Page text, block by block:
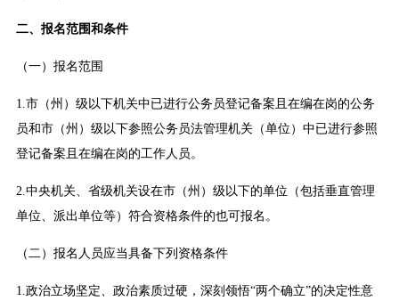
二、报名范围和条件
（一）报名范围
1.市（州）级以下机关中已进行公务员登记备案且在编在岗的公务
员和市（州）级以下参照公务员法管理机关（单位）中已进行参照
登记备案且在编在岗的工作人员。
2.中央机关、省级机关设在市（州）级以下的单位（包括垂直管理
单位、派出单位等）符合资格条件的也可报名。
（二）报名人员应当具备下列资格条件
1.政治立场坚定、政治素质过硬，深刻领悟“两个确立”的决定性意